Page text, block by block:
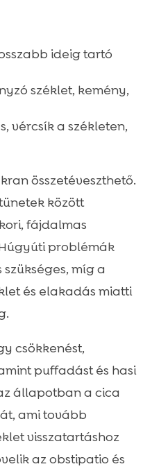
ideig tartó
széklet, kemény,
vércsík a székleten,
összetéveszthető.
között
fájdalmas
problémák
míg a
és elakadás miatti
csökkenést,
puffadást és hasi
állapotban a cica
ami tovább
visszatartáshoz
az obstipatio és